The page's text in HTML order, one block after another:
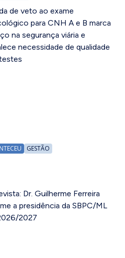
de veto ao exame
para CNH A e B marca
na segurança viária e
necessidade de qualidade
GESTÃO
Dr. Guilherme Ferreira
a presidência da SBPC/ML
2027